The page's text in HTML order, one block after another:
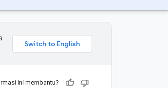
ini membantu?